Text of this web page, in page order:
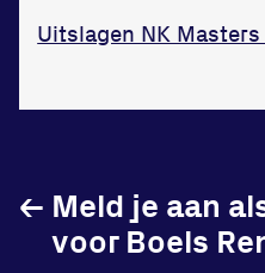
Uitslagen NK
Meld je aan
voor Boels
←